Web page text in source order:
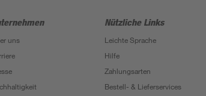
uns
Nützliche Links
Leichte Sprache
Hilfe
Zahlungsarten
Bestell- & Lieferservices